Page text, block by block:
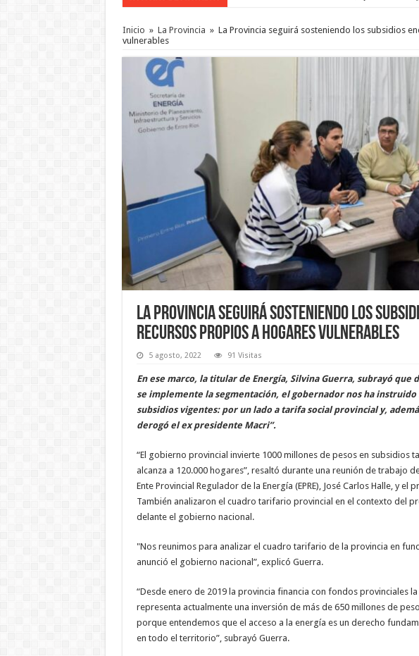
Inicio » La Provincia » La Provincia seguirá sosteniendo los subsidios
vulnerables
La Provincia seguirá sosteniendo los
recursos propios a hogares vulnerables
5 agosto, 2022 91 Visitas
En ese marco, la titular de Energía, Silvina Guerra, subrayó
se implemente la segmentación, el gobernador nos ha
subsidios vigentes: por un lado a tarifa social provincial y,
derogó el ex presidente Macri”.
“El gobierno provincial invierte 1000 millones de pesos en subsidios
alcanza a 120.000 hogares”, resaltó durante una reunión de trabajo
Ente Provincial Regulador de la Energía (EPRE), José Carlos Halle, y el
También analizaron el cuadro tarifario provincial en el contexto del
delante el gobierno nacional.
"Nos reunimos para analizar el cuadro tarifario de la provincia en
anunció el gobierno nacional”, explicó Guerra.
“Desde enero de 2019 la provincia financia con fondos provinciales
representa actualmente una inversión de más de 650 millones de
porque entendemos que el acceso a la energía es un derecho
en todo el territorio”, subrayó Guerra.